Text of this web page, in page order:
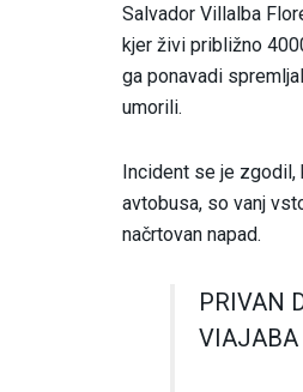
Salvador Villalba
kjer živi približno
ga ponavadi
umorili.
Incident se je zgodil,
avtobusa, so vanj
načrtovan napad.
PRIVAN
VIAJABA